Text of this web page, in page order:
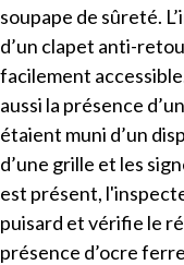
soupape de sûreté.
d’un clapet anti-
facilement
aussi la présence
étaient muni d’un
d’une grille et les
est présent,
puisard et vérifie le
présence d’ocre